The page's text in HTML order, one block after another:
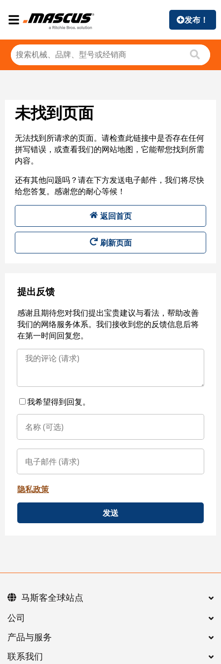
发布！
未找到页面
无法找到所请求的页面。请检查此链接中是否存在任何
拼写错误，或查看我们的网站地图，它能帮您找到所需
内容。
还有其他问题吗？请在下方发送电子邮件，我们将尽快
给您答复。感谢您的耐心等候！
返回首页
刷新页面
提出反馈
感谢且期待您对我们提出宝贵建议与看法，帮助改善
我们的网络服务体系。我们接收到您的反馈信息后将
在第一时间回复您。
我希望得到回复。
隐私政策
发送
公司
产品与服务
联系我们
马斯客全球站点